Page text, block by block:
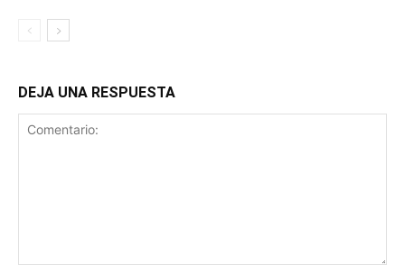
DEJA UNA RESPUESTA